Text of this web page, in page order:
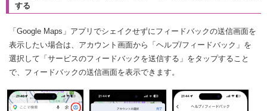
する
「Google Maps」アプリでシェイクせずにフィードバックの送信画面を
表示したい場合は、アカウント画面から「ヘルプ/フィードバック」を
選択して「サービスのフィードバックを送信する」をタップすること
で、フィードバックの送信画面を表示できます。